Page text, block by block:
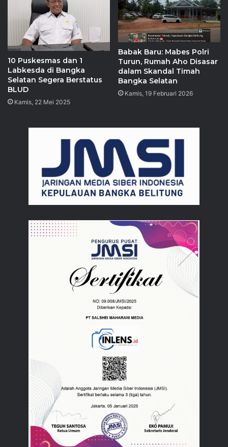
10 Puskesmas dan 1
Labkesda di Bangka
Selatan Segera Berstatus
BLUD
Kamis, 22 Mei 2025
Babak Baru: Mabes Polri
Turun, Rumah Aho Disasar
dalam Skandal Timah
Bangka Selatan
Kamis, 19 Februari 2026